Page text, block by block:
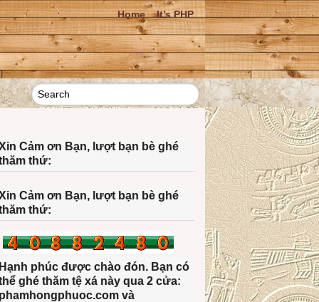
Home It’s PHP
Cảm ơn Bạn, lượt bạn bè ghé
thứ:
Cảm ơn Bạn, lượt bạn bè ghé
thứ:
Hạnh phúc được chào đón. Bạn có
ghé thăm tệ xá này qua 2 cửa:
phamhongphuoc.com và